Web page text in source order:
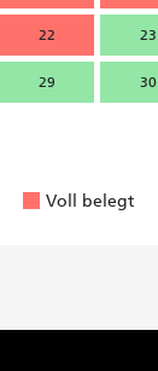
22 23
29 30
Voll belegt